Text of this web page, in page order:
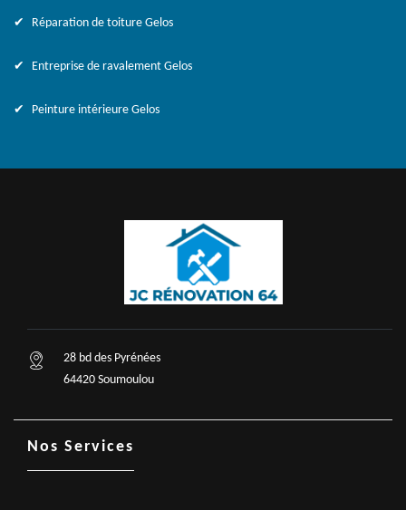
Réparation de toiture Gelos
Entreprise de ravalement Gelos
Peinture intérieure Gelos
28 bd des Pyrénées
64420 Soumoulou
Nos Services